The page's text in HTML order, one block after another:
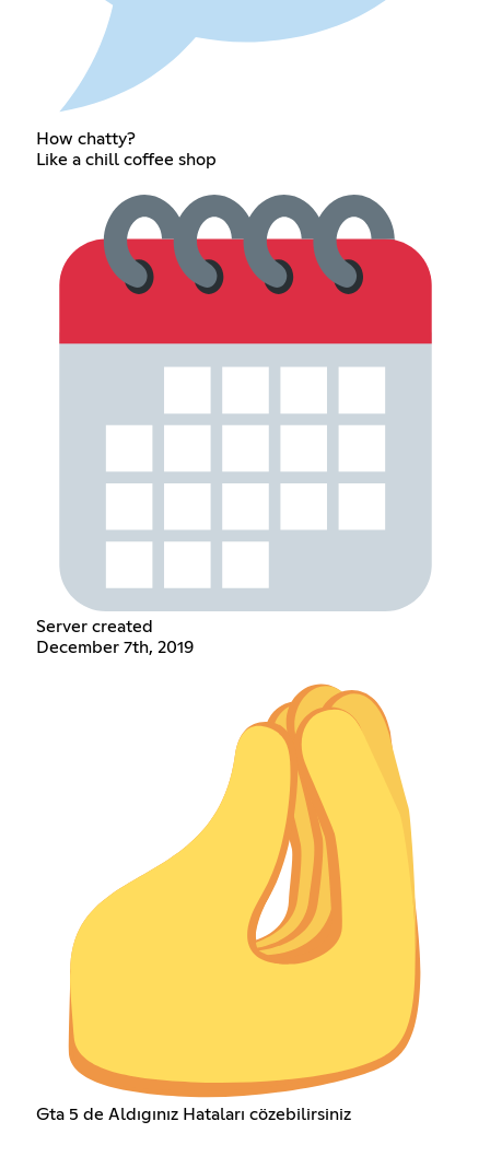
How chatty?
Like a chill coffee shop
Server created
December 7th, 2019
Gta 5 de Aldıgınız Hataları cözebilirsiniz